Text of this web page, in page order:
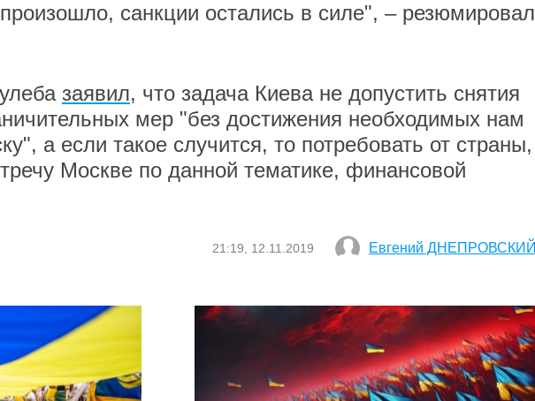
санкции остались в силе", – резюмировал
заявил, что задача Киева не допустить снятия
мер "без достижения необходимых нам
а если такое случится, то потребовать от страны,
Москве по данной тематике, финансовой
21:19, 12.11.2019 Евгений ДНЕПРОВСКИЙ